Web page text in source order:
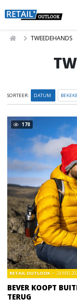
TWEEDEHANDS
SORTEER: DATUM
170
BEVER KOOPT
TERUG
RETAIL OUTLOOK 24 MEI